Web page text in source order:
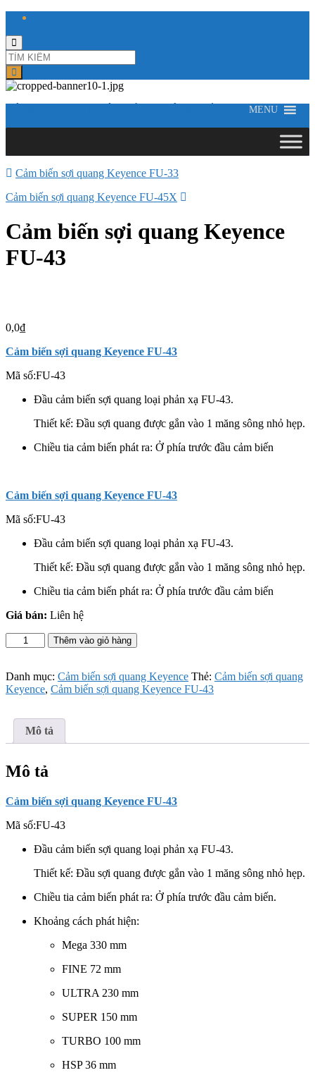
Toggle
search
form
CÔNG TY TNHH ĐIỆN VÀ TỰ ĐỘNG HÓA HƯNG LONG
MENU
Cảm biến sợi quang Keyence FU-33
Cảm biến sợi quang Keyence FU-45X
Cảm biến sợi quang Keyence
FU-43
0,0₫
Cảm biến sợi quang Keyence FU-43
Mã số:FU-43
Đầu cảm biến sợi quang loại phản xạ FU-43.
Thiết kế: Đầu sợi quang được gắn vào 1 măng sông nhỏ hẹp.
Chiều tia cảm biến phát ra: Ở phía trước đầu cảm biến
Cảm biến sợi quang Keyence FU-43
Mã số:FU-43
Đầu cảm biến sợi quang loại phản xạ FU-43.
Thiết kế: Đầu sợi quang được gắn vào 1 măng sông nhỏ hẹp.
Chiều tia cảm biến phát ra: Ở phía trước đầu cảm biến
Giá bán: Liên hệ
Cảm
biến
quang
Keyence
lượng
Thêm vào giỏ hàng
Danh mục: Cảm biến sợi quang Keyence Thẻ: Cảm biến sợi quang
Keyence, Cảm biến sợi quang Keyence FU-43
Mô tả
Mô tả
Cảm biến sợi quang Keyence FU-43
Mã số:FU-43
Đầu cảm biến sợi quang loại phản xạ FU-43.
Thiết kế: Đầu sợi quang được gắn vào 1 măng sông nhỏ hẹp.
Chiều tia cảm biến phát ra: Ở phía trước đầu cảm biến.
Khoảng cách phát hiện:
Mega 330 mm
FINE 72 mm
ULTRA 230 mm
SUPER 150 mm
TURBO 100 mm
HSP 36 mm